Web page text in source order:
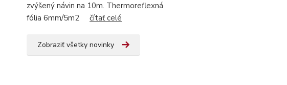
zvýšený návin na 10m. Thermoreflexná
fólia 6mm/5m2 čítať celé
Zobraziť všetky novinky